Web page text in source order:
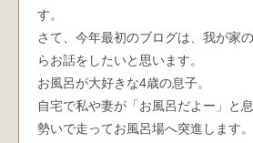
す。
さて、今年最初のブログは、我が家
らお話をしたいと思います。
お風呂が大好きな4歳の息子。
自宅で私や妻が「お風呂だよー」と
勢いで走ってお風呂場へ突進します。